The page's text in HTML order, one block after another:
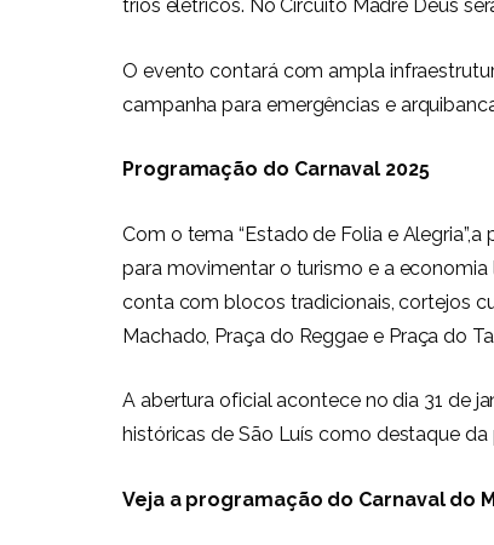
trios elétricos. No Circuito Madre Deus
O evento contará com ampla
campanha para emergências e
Programação do Carnaval 2025
Com o tema “Estado de Folia e
para movimentar o turismo e a
conta com blocos tradicionais, cortejos
Machado, Praça do Reggae e Praça do
A abertura oficial acontece no dia 31 de
históricas de São Luís como destaque
Veja a programação do Carnaval do